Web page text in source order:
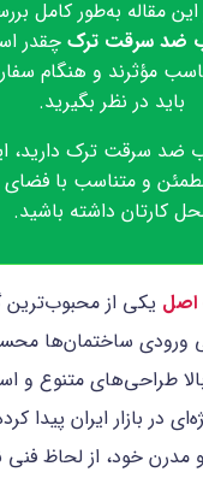
مقاله به‌طور کامل
ضد سرقت ترک چقدر
مؤثرند و هنگام
باید در نظر بگیرید.
ضد سرقت ترک دارید،
و متناسب با فضای
کارتان داشته باشید.
یکی از محبوب‌ترین
ورودی ساختمان‌ها
طراحی‌های متنوع و
در بازار ایران پیدا
خود، از لحاظ فنی